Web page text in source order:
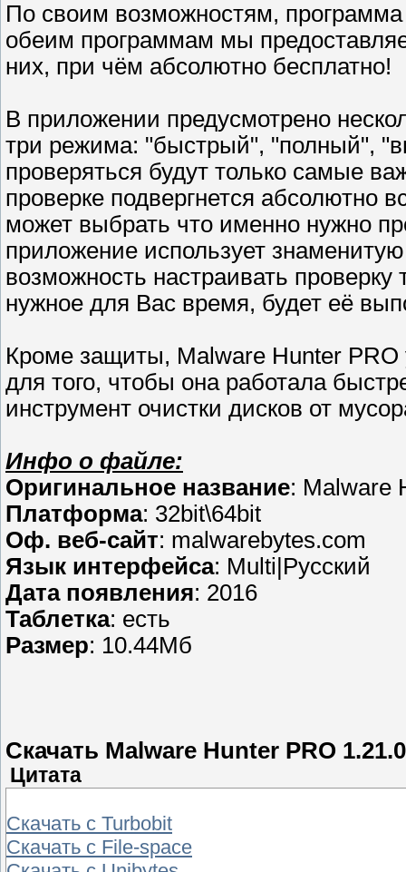
По своим возможностям, программа
обеим программам мы
них, при чём абсолютно бесплатно!
В приложении предусмотрено
три режима: "быстрый", "полный",
проверяться будут только самые
проверке подвергнется абсолютно
может выбрать что именно нужно
приложение использует
возможность настраивать
нужное для Вас время, будет её
Кроме защиты, Malware Hunter
для того, чтобы она работала
инструмент очистки дисков от
Инфо о файле:
Оригинальное название: Malware
Платформа: 32bit\64bit
Оф. веб-сайт: malwarebytes.com
Язык интерфейса: Multi|Русский
Дата появления: 2016
Таблетка: есть
Размер: 10.44Мб
Скачать Malware Hunter PRO
Цитата
Скачать с Turbobit
Скачать с File-space